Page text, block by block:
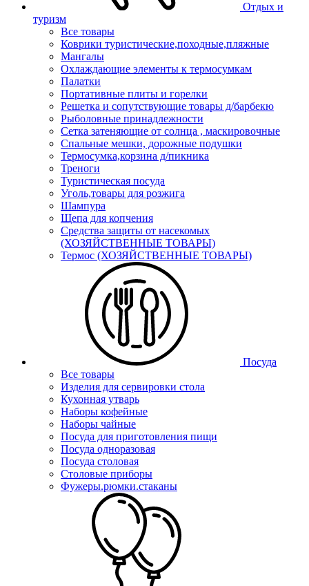
Отдых и
туризм
Все товары
Коврики туристические,походные,пляжные
Мангалы
Охлаждающие элементы к термосумкам
Палатки
Портативные плиты и горелки
Решетка и сопутствующие товары д/барбекю
Рыболовные принадлежности
Сетка затеняющие от солнца , маскировочные
Спальные мешки, дорожные подушки
Термосумка,корзина д/пикника
Треноги
Туристическая посуда
Уголь,товары для розжига
Шампура
Щепа для копчения
Средства защиты от насекомых
(ХОЗЯЙСТВЕННЫЕ ТОВАРЫ)
Термос (ХОЗЯЙСТВЕННЫЕ ТОВАРЫ)
Посуда
Все товары
Изделия для сервировки стола
Кухонная утварь
Наборы кофейные
Наборы чайные
Посуда для приготовления пищи
Посуда одноразовая
Посуда столовая
Столовые приборы
Фужеры.рюмки.стаканы